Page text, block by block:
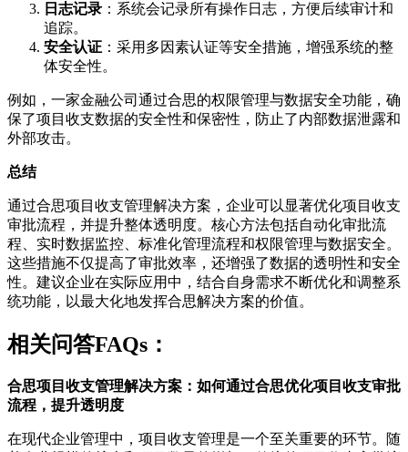
日志记录 ：系统会记录所有操作日志，方便后续审计和
追踪。
安全认证 ：采用多因素认证等安全措施，增强系统的整
体安全性。
例如，一家金融公司通过合思的权限管理与数据安全功能，确
保了项目收支数据的安全性和保密性，防止了内部数据泄露和
外部攻击。
总结
通过合思项目收支管理解决方案，企业可以显著优化项目收支
审批流程，并提升整体透明度。核心方法包括自动化审批流
程、实时数据监控、标准化管理流程和权限管理与数据安全。
这些措施不仅提高了审批效率，还增强了数据的透明性和安全
性。建议企业在实际应用中，结合自身需求不断优化和调整系
统功能，以最大化地发挥合思解决方案的价值。
相关问答FAQs：
合思项目收支管理解决方案：如何通过合思优化项目收支审批
流程，提升透明度
在现代企业管理中，项目收支管理是一个至关重要的环节。随